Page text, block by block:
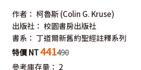
作者： 柯魯斯 (Colin G. Kruse)
出版社： 校園書房出版社
書系： 丁道爾新舊約聖經註釋系列
特價 NT441490
參考庫存量： 2